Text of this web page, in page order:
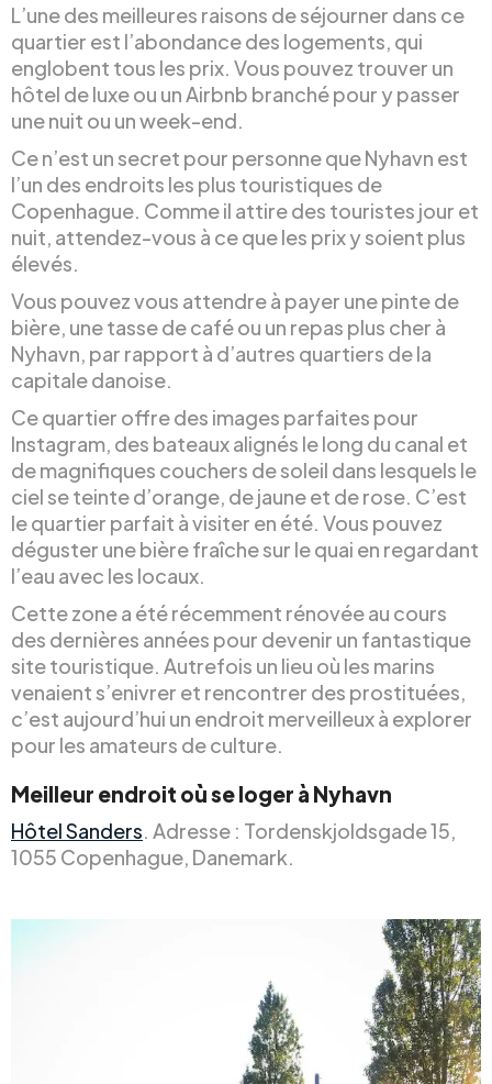
L’une des meilleures raisons de séjourner dans ce
quartier est l’abondance des logements, qui
englobent tous les prix. Vous pouvez trouver un
hôtel de luxe ou un Airbnb branché pour y passer
une nuit ou un week-end.
Ce n’est un secret pour personne que Nyhavn est
l’un des endroits les plus touristiques de
Copenhague. Comme il attire des touristes jour et
nuit, attendez-vous à ce que les prix y soient plus
élevés.
Vous pouvez vous attendre à payer une pinte de
bière, une tasse de café ou un repas plus cher à
Nyhavn, par rapport à d’autres quartiers de la
capitale danoise.
Ce quartier offre des images parfaites pour
Instagram, des bateaux alignés le long du canal et
de magnifiques couchers de soleil dans lesquels le
ciel se teinte d’orange, de jaune et de rose. C’est
le quartier parfait à visiter en été. Vous pouvez
déguster une bière fraîche sur le quai en regardant
l’eau avec les locaux.
Cette zone a été récemment rénovée au cours
des dernières années pour devenir un fantastique
site touristique. Autrefois un lieu où les marins
venaient s’enivrer et rencontrer des prostituées,
c’est aujourd’hui un endroit merveilleux à explorer
pour les amateurs de culture.
Meilleur endroit où se loger à Nyhavn
Hôtel Sanders. Adresse : Tordenskjoldsgade 15,
1055 Copenhague, Danemark.